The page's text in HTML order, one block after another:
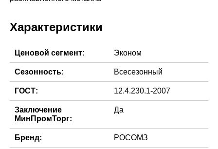
Характеристики
Ценовой сегмент: Эконом
Сезонность: Всесезонный
ГОСТ: 12.4.230.1-2007
Заключение
МинПромТорг:
Да
Бренд: РОСОМЗ